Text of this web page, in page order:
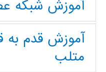
آموزش شبکه
آموزش قدم به
متلب